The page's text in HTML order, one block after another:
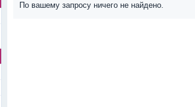
По вашему запросу ничего не найдено.